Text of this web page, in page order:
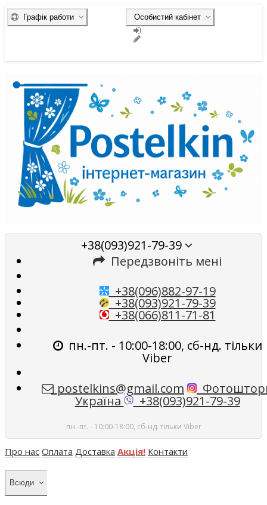
Особистий кабінет
Графік работи
+38(093)921-79-39
Передзвоніть мені
+38(096)882-97-19
+38(093)921-79-39
+38(066)811-71-81
пн.-пт. - 10:00-18:00, сб-нд. тільки
Viber
postelkins@gmail.com
Україна +38(093)921-79-39
пн.-пт. - 10:00-18:00, сб-нд. тільки Viber
Про нас Оплата Доставка Акція! Контакти
Всюди